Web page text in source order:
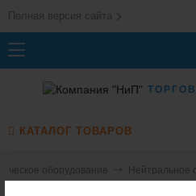
Полная версия сайта
КАТАЛОГ ТОВАРОВ
оборудование Нейтральное